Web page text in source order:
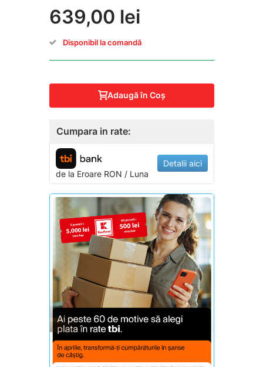
639,00 lei
Disponibil la comandă
Adaugă în Coş
Cumpara in rate:
de la EroareRON / Luna
Detalii aici